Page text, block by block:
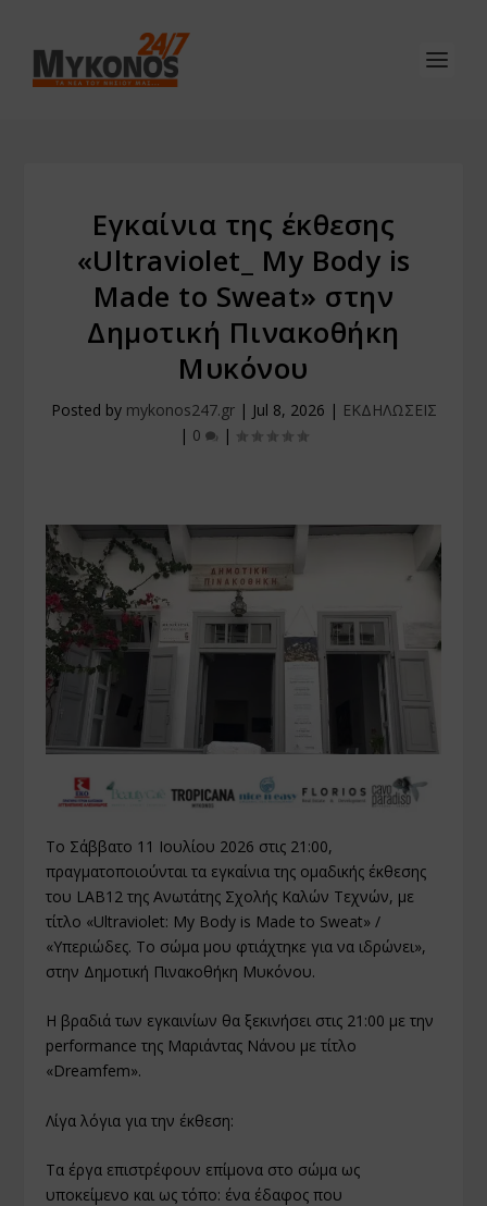
Εγκαίνια της έκθεσης
«Ultraviolet_ My Body is
Made to Sweat» στην
Δημοτική Πινακοθήκη
Μυκόνου
Posted by mykonos247.gr| Jul 8, 2026 | ΕΚΔΗΛΩΣΕΙΣ
| 0 |
Το Σάββατο 11 Ιουλίου 2026 στις 21:00,
πραγματοποιούνται τα εγκαίνια της ομαδικής έκθεσης
του LAB12 της Ανωτάτης Σχολής Καλών Τεχνών, με
τίτλο «Ultraviolet: My Body is Made to Sweat» /
«Υπεριώδες. Το σώμα μου φτιάχτηκε για να ιδρώνει»,
στην Δημοτική Πινακοθήκη Μυκόνου.
Η βραδιά των εγκαινίων θα ξεκινήσει στις 21:00 με την
performance της Μαριάντας Νάνου με τίτλο
«Dreamfem».
Λίγα λόγια για την έκθεση:
Τα έργα επιστρέφουν επίμονα στο σώμα ως
υποκείμενο και ως τόπο: ένα έδαφος που